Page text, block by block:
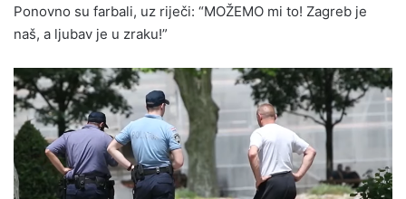
Ponovno su farbali, uz riječi: “MOŽEMO mi to! Zagreb je
naš, a ljubav je u zraku!”